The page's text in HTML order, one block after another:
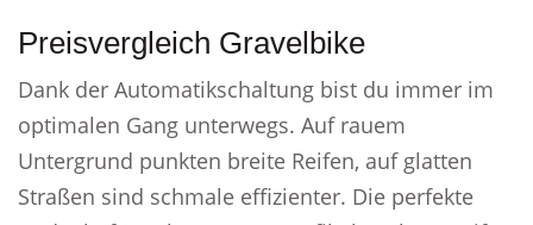
Preisvergleich Gravelbike
Dank der Automatikschaltung bist du immer im
optimalen Gang unterwegs. Auf rauem
Untergrund punkten breite Reifen, auf glatten
Straßen sind schmale effizienter. Die perfekte